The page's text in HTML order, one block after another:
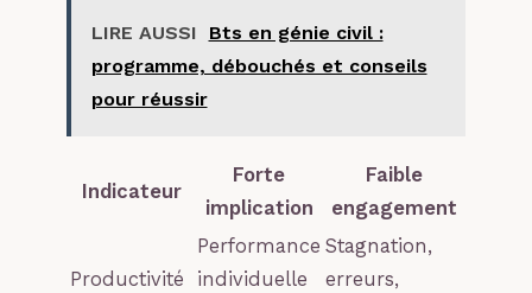
LIRE AUSSI
Bts en génie civil :
programme, débouchés et conseils
pour réussir
Indicateur
Forte
implication
Faible
engagement
Productivité
Performance
individuelle
Stagnation,
erreurs,